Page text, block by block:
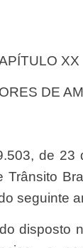
XX
DE
Trânsito
seguinte